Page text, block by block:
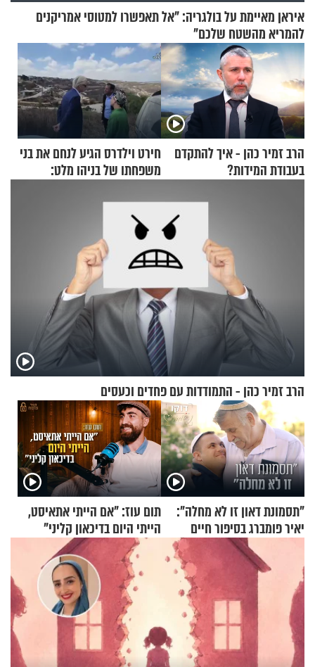
איראן מאיימת על בולגריה: "אל תאפשרו למטוסי אמריקנים
להמריא מהשטח שלכם"
הרב זמיר כהן - איך להתקדם
בעבודת המידות?
חירט וילדרס הגיע לנחם את בני
משפחתו של בניהו מלט:
בכם"
הרב זמיר כהן - התמודדות עם פחדים וכעסים
"תסמונת דאון זו לא מחלה":
יאיר פומברג בסיפור חיים
מעורר השראה
תום עוז: "אם הייתי אתאיסט,
הייתי היום בדיכאון קליני"